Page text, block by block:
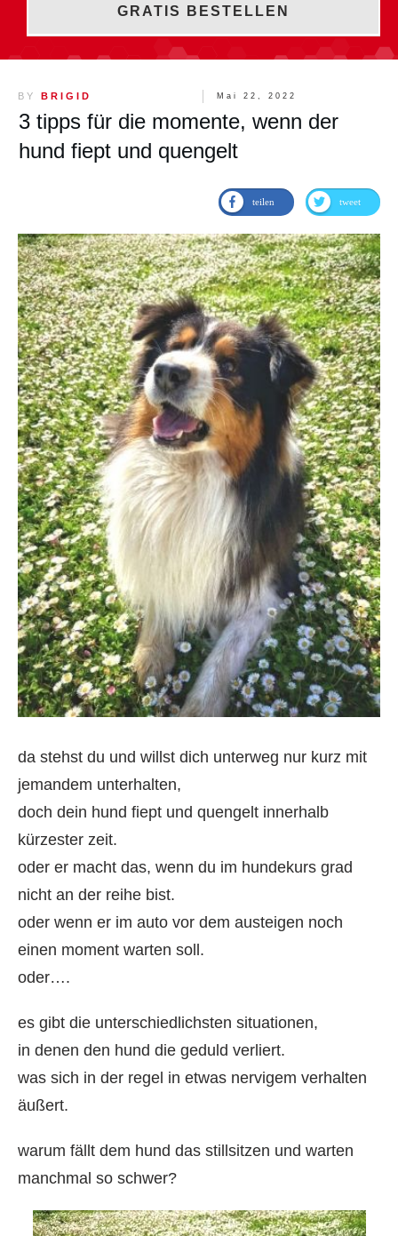
GRATIS BESTELLEN
BY BRIGID Mai 22, 2022
3 tipps für die momente, wenn der
hund fiept und quengelt
teilen tweet
da stehst du und willst dich unterweg nur kurz mit
jemandem unterhalten,
doch dein hund fiept und quengelt innerhalb
kürzester zeit.
oder er macht das, wenn du im hundekurs grad
nicht an der reihe bist.
oder wenn er im auto vor dem austeigen noch
einen moment warten soll.
oder….
es gibt die unterschiedlichsten situationen,
in denen den hund die geduld verliert.
was sich in der regel in etwas nervigem verhalten
äußert.
warum fällt dem hund das stillsitzen und warten
manchmal so schwer?